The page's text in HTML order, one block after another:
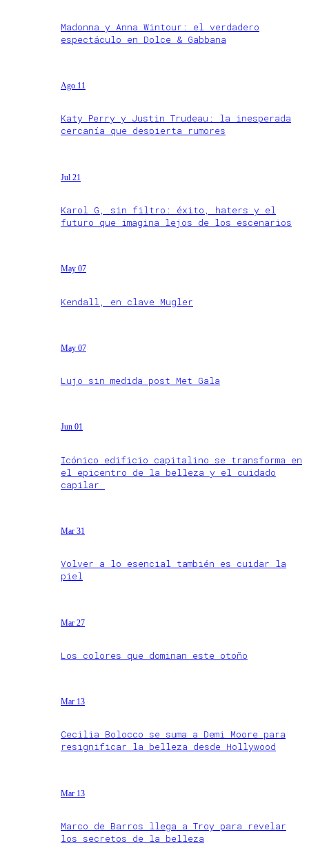
Madonna y Anna Wintour: el verdadero
espectáculo en Dolce & Gabbana
Ago 11
Katy Perry y Justin Trudeau: la inesperada
cercanía que despierta rumores
Jul 21
Karol G, sin filtro: éxito, haters y el
futuro que imagina lejos de los escenarios
May 07
Kendall, en clave Mugler
May 07
Lujo sin medida post Met Gala
Jun 01
Icónico edificio capitalino se transforma en
el epicentro de la belleza y el cuidado
capilar
Mar 31
Volver a lo esencial también es cuidar la
piel
Mar 27
Los colores que dominan este otoño
Mar 13
Cecilia Bolocco se suma a Demi Moore para
resignificar la belleza desde Hollywood
Mar 13
Marco de Barros llega a Troy para revelar
los secretos de la belleza